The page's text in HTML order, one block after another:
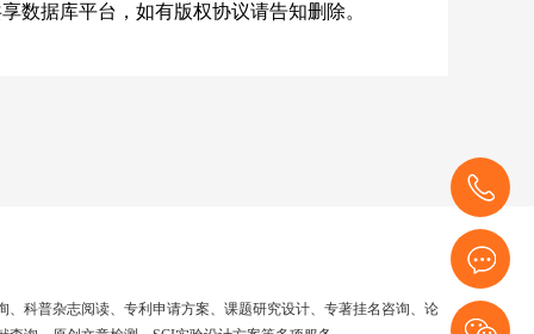
数据库平台，如有版权协议请告知删除。
、科普杂志阅读、专利申请方案、课题研究设计、专著挂名咨询、论